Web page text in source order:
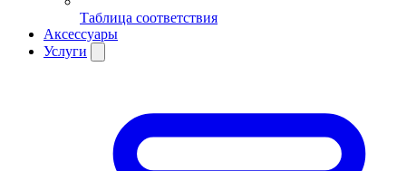
Таблица соответствия
Аксессуары
Услуги